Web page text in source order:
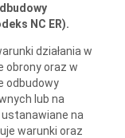
NC ER).
działania w
obrony oraz w
odbudowy
lub na
na
warunki oraz